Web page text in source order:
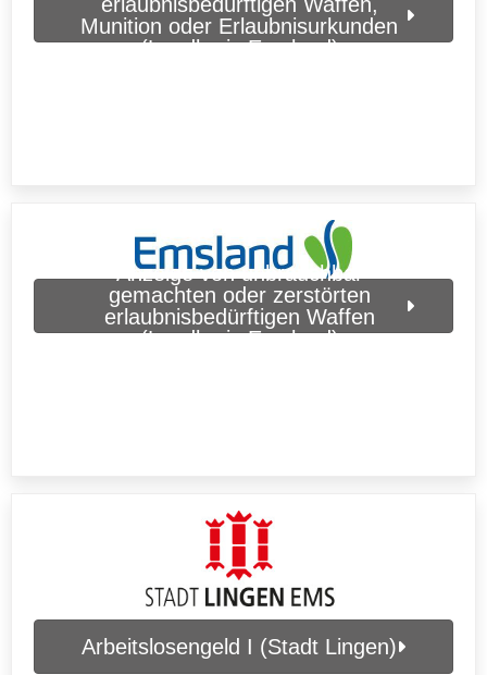
Munition oder Erlaubnisurkunden
(Landkreis Emsland)
Anzeige von unbrauchbar
gemachten oder zerstörten
erlaubnisbedürftigen Waffen
(Landkreis Emsland)
Arbeitslosengeld I (Stadt Lingen)